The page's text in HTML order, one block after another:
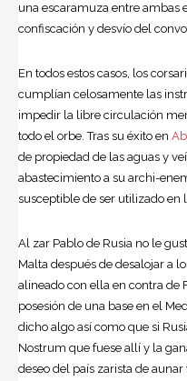
una escaramuza entre ambas
confiscación y desvío del
En todos estos casos, los
cumplían celosamente las
impedir la libre circulación
todo el orbe. Tras su éxito en
de propiedad de las aguas y
abastecimiento a su archi-
susceptible de ser utilizado en
Al zar Pablo de Rusia no le
Malta después de desalojar a
alineado con ella en contra de
posesión de una base en el
dicho algo así como que si
Nostrum que fuese allí y la
deseo del país zarista de